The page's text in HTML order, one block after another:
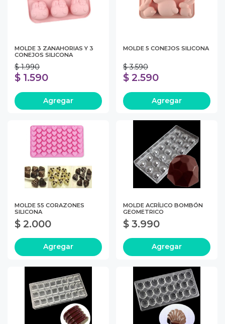
MOLDE 3 ZANAHORIAS Y 3
CONEJOS SILICONA
$ 1.990
$ 1.590
Agregar
MOLDE 5 CONEJOS SILICONA
$ 3.590
$ 2.590
Agregar
MOLDE 55 CORAZONES
SILICONA
$ 2.000
Agregar
MOLDE ACRÍLICO BOMBÓN
GEOMETRICO
$ 3.990
Agregar